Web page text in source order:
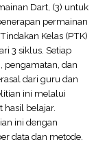
Dart, (3) untuk
permainan
Kelas (PTK)
3 siklus. Setiap
pengamatan, dan
dari guru dan
ini melalui
hasil belajar.
ini dengan
data dan metode.